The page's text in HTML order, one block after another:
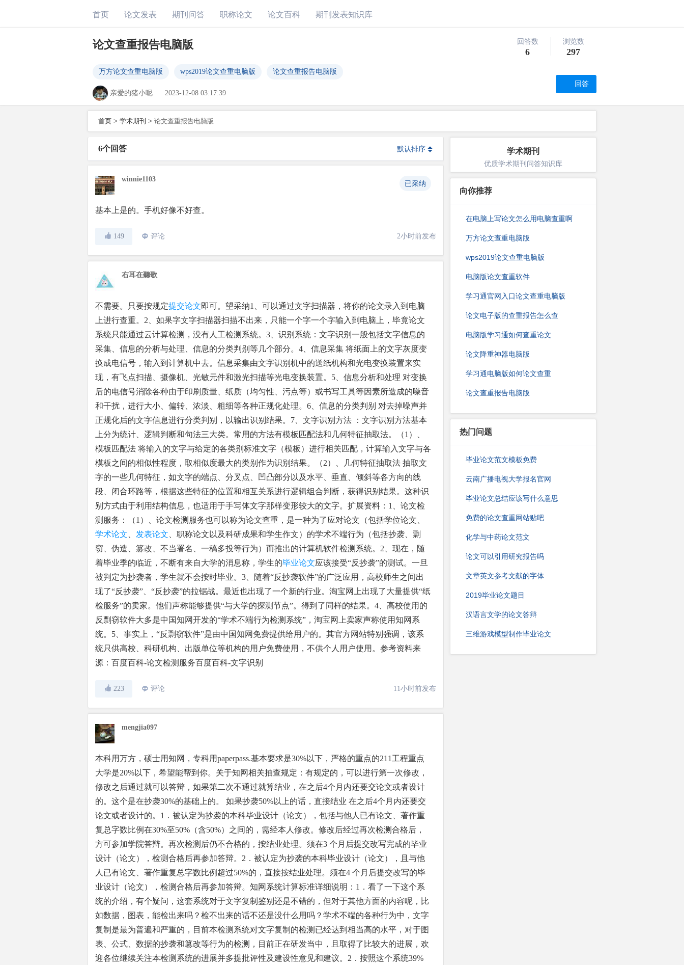
首页 论文发表 期刊问答 职称论文 论文百科 期刊发表知识库
论文查重报告电脑版
万方论文查重电脑版 wps2019论文查重电脑版 论文查重报告电脑版
回答数
6
浏览数
297
回答
亲爱的猪小呢
2023-12-08 03:17:39
首页 > 学术期刊 > 论文查重报告电脑版
6个回答 默认排序
winnie1103
已采纳
基本上是的。手机好像不好查。
149 评论 2小时前发布
右耳在聽歌
不需要。只要按规定提交论文即可。望采纳1、可以通过文字扫描器，将你的论文录入到电脑
上进行查重。2、如果字文字扫描器扫描不出来，只能一个字一个字输入到电脑上，毕竟论文
系统只能通过云计算检测，没有人工检测系统。3、识别系统：文字识别一般包括文字信息的
采集、信息的分析与处理、信息的分类判别等几个部分。4、信息采集 将纸面上的文字灰度变
换成电信号，输入到计算机中去。信息采集由文字识别机中的送纸机构和光电变换装置来实
现，有飞点扫描、摄像机、光敏元件和激光扫描等光电变换装置。5、信息分析和处理 对变换
后的电信号消除各种由于印刷质量、纸质（均匀性、污点等）或书写工具等因素所造成的噪音
和干扰，进行大小、偏转、浓淡、粗细等各种正规化处理。6、信息的分类判别 对去掉噪声并
正规化后的文字信息进行分类判别，以输出识别结果。7、文字识别方法 ：文字识别方法基本
上分为统计、逻辑判断和句法三大类。常用的方法有模板匹配法和几何特征抽取法。（1）、
模板匹配法 将输入的文字与给定的各类别标准文字（模板）进行相关匹配，计算输入文字与各
模板之间的相似性程度，取相似度最大的类别作为识别结果。（2）、几何特征抽取法 抽取文
字的一些几何特征，如文字的端点、分叉点、凹凸部分以及水平、垂直、倾斜等各方向的线
段、闭合环路等，根据这些特征的位置和相互关系进行逻辑组合判断，获得识别结果。这种识
别方式由于利用结构信息，也适用于手写体文字那样变形较大的文字。扩展资料：1、论文检
测服务：（1）、论文检测服务也可以称为论文查重，是一种为了应对论文（包括学位论文、
学术论文
发表论文 、职称论文以及科研成果和学生作文）的学术不端行为（包括抄袭、剽
窃、伪造、篡改、不当署名、一稿多投等行为）而推出的计算机软件检测系统。2、现在，随
着毕业季的临近，不断有来自大学的消息称，学生的毕业论文应该接受“反抄袭”的测试。一旦
被判定为抄袭者，学生就不会按时毕业。3、随着“反抄袭软件”的广泛应用，高校师生之间出
现了“反抄袭”、“反抄袭”的拉锯战。最近也出现了一个新的行业。淘宝网上出现了大量提供“纸
检服务”的卖家。他们声称能够提供“与大学的探测节点”。得到了同样的结果。4、高校使用的
反剽窃软件大多是中国知网开发的“学术不端行为检测系统”，淘宝网上卖家声称使用知网系
统。5、事实上，“反剽窃软件”是由中国知网免费提供给用户的。其官方网站特别强调，该系
统只供高校、科研机构、出版单位等机构的用户免费使用，不供个人用户使用。参考资料来
源：百度百科-论文检测服务百度百科-文字识别
223 评论 11小时前发布
mengjia097
本科用万方，硕士用知网，专科用paperpass.基本要求是30%以下，严格的重点的211工程重点
大学是20%以下，希望能帮到你。关于知网相关抽查规定：有规定的，可以进行第一次修改，
修改之后通过就可以答辩，如果第二次不通过就算结业，在之后4个月内还要交论文或者设计
的。这个是在抄袭30%的基础上的。 如果抄袭50%以上的话，直接结业 在之后4个月内还要交
论文或者设计的。1．被认定为抄袭的本科毕业设计（论文），包括与他人已有论文、著作重
复总字数比例在30%至50%（含50%）之间的，需经本人修改。修改后经过再次检测合格后，
方可参加学院答辩。再次检测后仍不合格的，按结业处理。须在3 个月后提交改写完成的毕业
设计（论文），检测合格后再参加答辩。2．被认定为抄袭的本科毕业设计（论文），且与他
人已有论文、著作重复总字数比例超过50%的，直接按结业处理。须在4 个月后提交改写的毕
业设计（论文），检测合格后再参加答辩。知网系统计算标准详细说明：1．看了一下这个系
统的介绍，有个疑问，这套系统对于文字复制鉴别还是不错的，但对于其他方面的内容呢，比
如数据，图表，能检出来吗？检不出来的话不还是没什么用吗？学术不端的各种行为中，文字
复制是最为普遍和严重的，目前本检测系统对文字复制的检测已经达到相当高的水平，对于图
表、公式、数据的抄袭和篡改等行为的检测，目前正在研发当中，且取得了比较大的进展，欢
迎各位继续关注本检测系统的进展并多提批评性及建设性意见和建议。2．按照这个系统39%
学术期刊
优质学术期刊问答知识库
向你推荐
在电脑上写论文怎么用电脑查重啊
万方论文查重电脑版
wps2019论文查重电脑版
电脑版论文查重软件
学习通官网入口论文查重电脑版
论文电子版的查重报告怎么查
电脑版学习通如何查重论文
论文降重神器电脑版
学习通电脑版如何论文查重
论文查重报告电脑版
热门问题
毕业论文范文模板免费
云南广播电视大学报名官网
毕业论文总结应该写什么意思
免费的论文查重网站贴吧
化学与中药论文范文
论文可以引用研究报告吗
文章英文参考文献的字体
2019毕业论文题目
汉语言文学的论文答辩
三维游戏模型制作毕业论文